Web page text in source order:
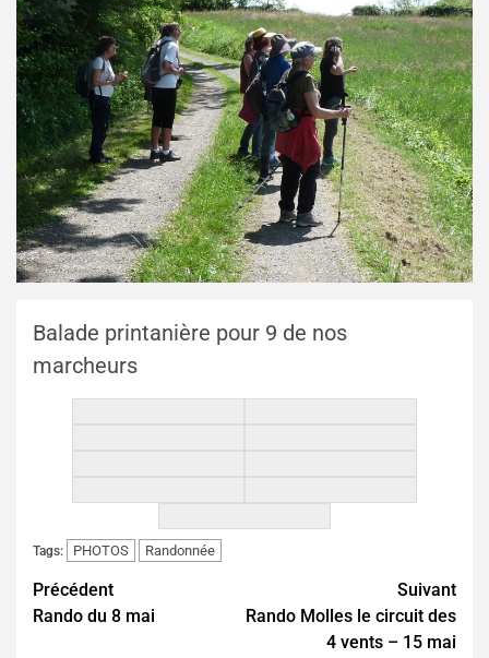
Balade printanière pour 9 de nos
marcheurs
Tags: PHOTOS Randonnée
Continue
Reading
Précédent
Rando du 8 mai
Suivant
Rando Molles le circuit des
4 vents – 15 mai